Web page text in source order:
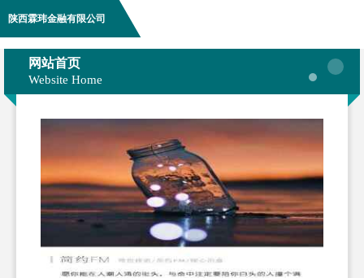
陕西霖玮金融有限公司
网站首页
Website Home